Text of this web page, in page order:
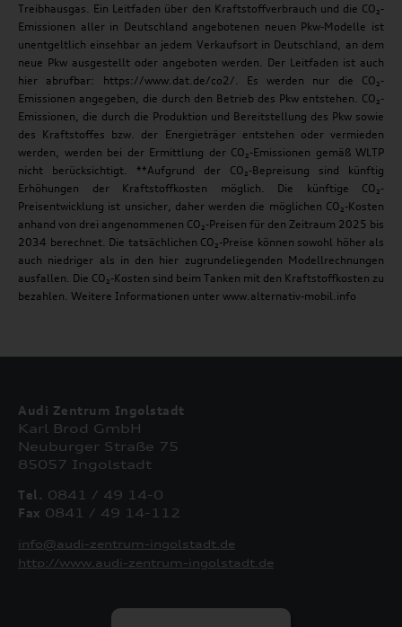
Treibhausgas. Ein Leitfaden über den Kraftstoffverbrauch und die CO₂-
Emissionen aller in Deutschland angebotenen neuen Pkw-Modelle ist
unentgeltlich einsehbar an jedem Verkaufsort in Deutschland, an dem
neue Pkw ausgestellt oder angeboten werden. Der Leitfaden ist auch
hier abrufbar: https://www.dat.de/co2/. Es werden nur die CO₂-
Emissionen angegeben, die durch den Betrieb des Pkw entstehen. CO₂-
Emissionen, die durch die Produktion und Bereitstellung des Pkw sowie
des Kraftstoffes bzw. der Energieträger entstehen oder vermieden
werden, werden bei der Ermittlung der CO₂-Emissionen gemäß WLTP
nicht berücksichtigt. **Aufgrund der CO₂-Bepreisung sind künftig
Erhöhungen der Kraftstoffkosten möglich. Die künftige CO₂-
Preisentwicklung ist unsicher, daher werden die möglichen CO₂-Kosten
anhand von drei angenommenen CO₂-Preisen für den Zeitraum 2025 bis
2034 berechnet. Die tatsächlichen CO₂-Preise können sowohl höher als
auch niedriger als in den hier zugrundeliegenden Modellrechnungen
ausfallen. Die CO₂-Kosten sind beim Tanken mit den Kraftstoffkosten zu
bezahlen. Weitere Informationen unter www.alternativ-mobil.info
Audi Zentrum Ingolstadt
Karl Brod GmbH
Neuburger Straße 75
85057 Ingolstadt
Tel. 0841 / 49 14-0
Fax 0841 / 49 14-112
info@audi-zentrum-ingolstadt.de
http://www.audi-zentrum-ingolstadt.de